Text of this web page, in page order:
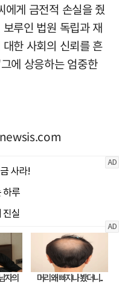
게 금전적 손실을 줬
루인 법원 독립과 재
한 사회의 신뢰를 흔
에 상응하는 엄중한